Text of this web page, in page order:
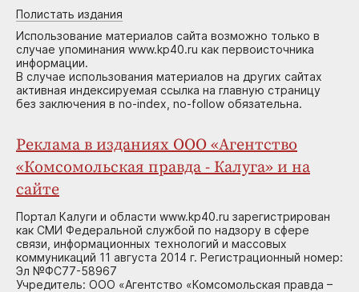
Полистать издания
Использование материалов сайта возможно только в
случае упоминания www.kp40.ru как первоисточника
информации.
В случае использования материалов на других сайтах
активная индексируемая ссылка на главную страницу
без заключения в no-index, no-follow обязательна.
Реклама в изданиях ООО «Агентство
«Комсомольская правда - Калуга» и на
сайте
Портал Калуги и области www.kp40.ru зарегистрирован
как СМИ Федеральной службой по надзору в сфере
связи, информационных технологий и массовых
коммуникаций 11 августа 2014 г. Регистрационный номер:
Эл №ФС77-58967
Учредитель: ООО «Агентство «Комсомольская правда –